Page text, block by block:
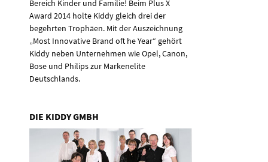
Bereich Kinder und Familie! Beim Plus X
Award 2014 holte Kiddy gleich drei der
begehrten Trophäen. Mit der Auszeichnung
„Most Innovative Brand oft he Year“ gehört
Kiddy neben Unternehmen wie Opel, Canon,
Bose und Philips zur Markenelite
Deutschlands.
DIE KIDDY GMBH